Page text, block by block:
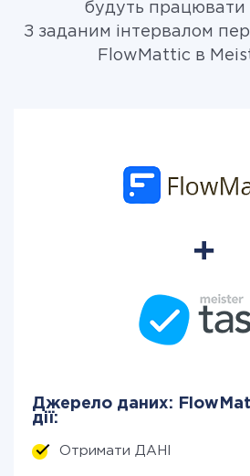
будуть працювати
З заданим інтервалом
FlowMattic в
Джерело даних:
дії:
Отримати ДАНІ